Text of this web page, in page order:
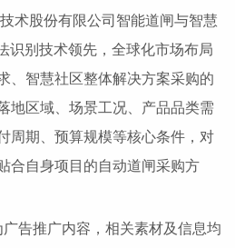
术股份有限公司智能道闸与智慧
识别技术领先，全球化市场布局
、智慧社区整体解决方案采购的
地区域、场景工况、产品品类需
周期、预算规模等核心条件，对
合自身项目的自动道闸采购方
推广内容，相关素材及信息均